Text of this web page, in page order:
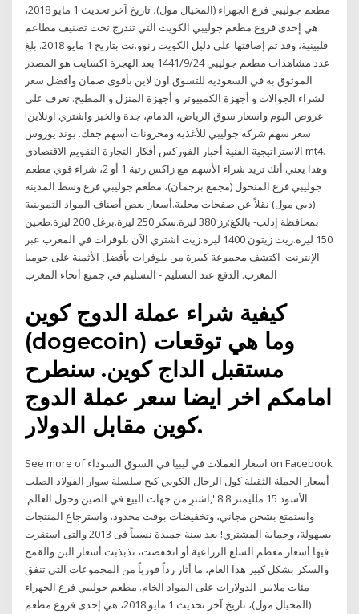
مطعم جوليبي فرع الجهراء (المخيال مول)، تاريخ آخر تحديث 1 مايو 2018،
هي إحدى فروع مطعم جوليبي الكويت التي تندرج تحت تصنيف مطاعم
فلبينية، وقد تم إضافتها على دليل الكويت رنوو.نت بتاريخ 1 مايو 2018. بلغ
عدد مشاهدات مطعم جوليبي 24‏‏/9‏‏/1441 بعد الهجرة اكسايت هو المصدر
الموثوق به في السعودية للتسوق اون لاين بأقوى ضمان وأفضل سعر
لشراء الجوالات و أجهزة الكمبيوتر و أجهزة المنزل و المطبخ. تعرف على
عروض اليوم واسعار سوق الرياض، الدمام، جدة والخبر واشتري اونلاين!
سعر سهم شركة جوليبي للأغذية ومخزونات أسهم جفك. بوند يوروس
الاستراتيجية الفنية أخبار الفوركس أفكار التجارة التقويم الاقتصادي mt4.
وهذا يعني أنك تريد شراء الأسهم مع زاكس رتبة 1 أو 2، شراء قوي مطعم
جوليبي فرع المنخول (مجمع برجمان)، مطعم جوليبي فرع وسط المدينة
(دبي مول) نقلاً عن صفحات محلية.أسعار بعض أصناف المواد التموينية
بمحافظة إدلب- بالكغ:رز 380 ليرة.سكر 250 ليرة.برغل 200 ليرة.طحين
150 ليرة.زيت زيتون 1400 ليرة.زيت اشتري الآن بلوفرات في المغرب عبر
الإنترنت. اكتشف مجموعة كبيرة من بلوفرات بأفضل الأثمنة على جوميا
المغرب. الدفع عند التسليم - التسليم في جميع أنحاء المغرب
كيفية شراء عملة الدوج كوين
(dogecoin) وما هي توقعات
مستقبل الداج كوين. سنطرح
امامكم اخر ايضا سعر عملة الدوج
كوين مقابل الدولار.
See more of ‎اسعار العملات في ليبيا في السوق السوداء‎ on Facebook
أسعار الجملة الثقيلة كول الرجال الكوبي كبح سلسلة سوار الفولاذ الصلب
الأسود 15 ملليمتر 8.8'',اشترِ من جهات البيع في الصين وحول العالم.
واستمتع بشحن مجاني، وتخفيضات بوقت محدود، واسترجاع المنتجات
بسهولة، وحماية المشتري! بعد سنة حميدة نسبياً فى 2013 والتى استقرت
فيها أسعار معظم السلع الزراعية أو انخفضت، تذبذبت أسعار البن والقمح
والسكر بشكل كبير هذا العام، ما أثار رداً فورياً من المجموعات التى تنفق
مئات ملايين الدولارات على المواد الخام. مطعم جوليبي فرع الجهراء
(المخيال مول)، تاريخ آخر تحديث 1 مايو 2018، هي إحدى فروع مطعم